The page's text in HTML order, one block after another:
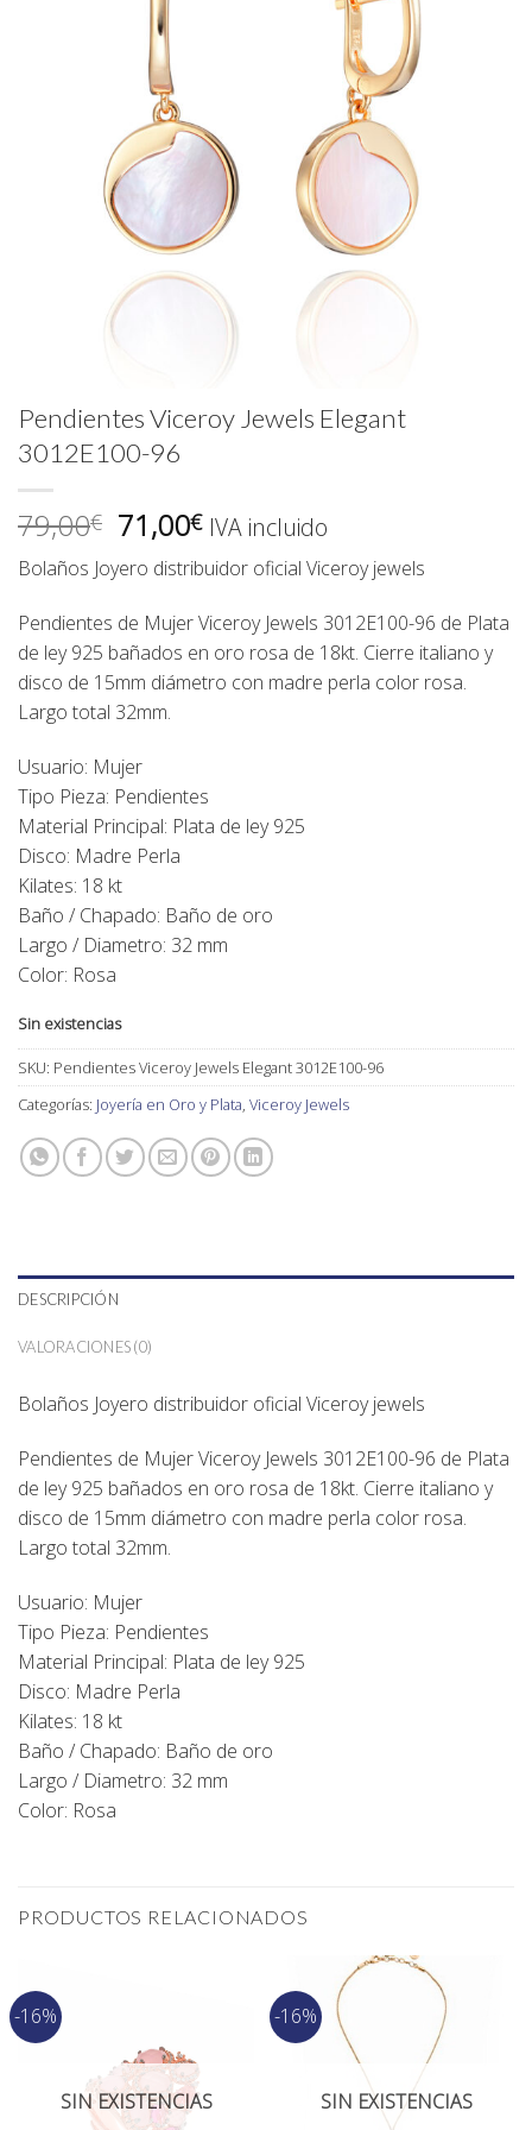
Pendientes Viceroy Jewels Elegant
3012E100-96
79,00€ El
precio
original
era:
79,00€.
71,00€El
precio
actual
es:
71,00€.
IVA incluido
Bolaños Joyero distribuidor oficial Viceroy jewels
Pendientes de Mujer Viceroy Jewels 3012E100-96 de Plata
de ley 925 bañados en oro rosa de 18kt. Cierre italiano y
disco de 15mm diámetro con madre perla color rosa.
Largo total 32mm.
Usuario: Mujer
Tipo Pieza: Pendientes
Material Principal: Plata de ley 925
Disco: Madre Perla
Kilates: 18 kt
Baño / Chapado: Baño de oro
Largo / Diametro: 32 mm
Color: Rosa
Sin existencias
SKU: Pendientes Viceroy Jewels Elegant 3012E100-96
Categorías: Joyería en Oro y Plata, Viceroy Jewels
DESCRIPCIÓN
VALORACIONES (0)
Bolaños Joyero distribuidor oficial Viceroy jewels
Pendientes de Mujer Viceroy Jewels 3012E100-96 de Plata
de ley 925 bañados en oro rosa de 18kt. Cierre italiano y
disco de 15mm diámetro con madre perla color rosa.
Largo total 32mm.
Usuario: Mujer
Tipo Pieza: Pendientes
Material Principal: Plata de ley 925
Disco: Madre Perla
Kilates: 18 kt
Baño / Chapado: Baño de oro
Largo / Diametro: 32 mm
Color: Rosa
PRODUCTOS RELACIONADOS
-16%
SIN EXISTENCIAS
-16%
SIN EXISTENCIAS